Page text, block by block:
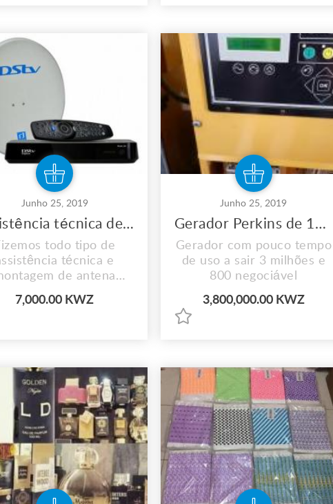
permitindo mover-se,
saltar e sentir-se
completamente linda 100%
fácil de usar e manter.
Comprimento do...
Junho 25, 2019
Assistência técnica de antena parabólica
todo tipo de
técnica e
de antena
7,000.00 KWZ
Junho 25, 2019
Gerador Perkins de 165kvr à venda seladinho
Gerador com pouco tempo
de uso a sair 3 milhões e
800 negociável
3,800,000.00 KWZ